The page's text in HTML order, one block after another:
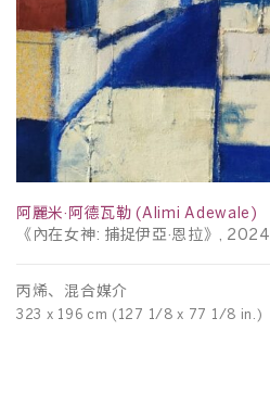
阿麗米·阿德瓦勒 (Alimi Adewale)
《內在女神: 捕捉伊亞·恩拉》, 2024
丙烯、混合媒介
323 x 196 cm (127 1/8 x 77 1/8 in.)